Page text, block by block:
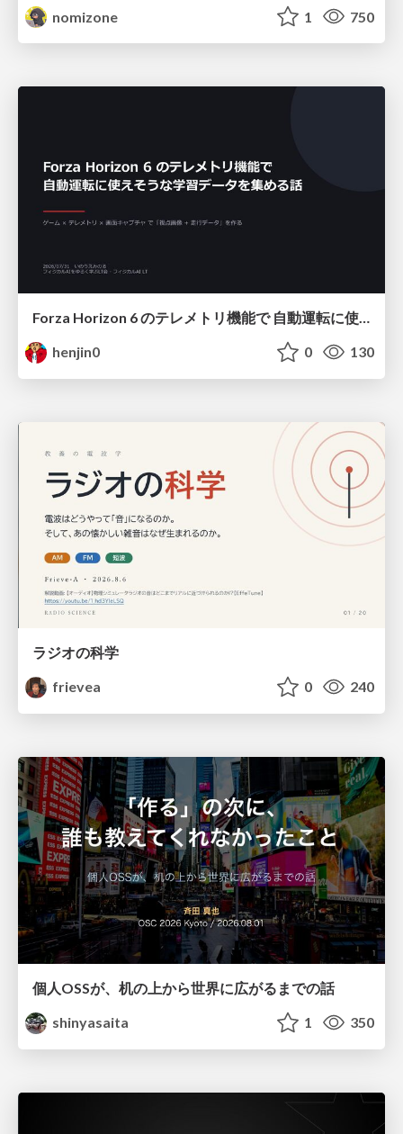
nomizone
1 750
Forza Horizon 6 のテレメトリ機能で 自動運転に使えそうな学習データを集める話
henjin0
0 130
ラジオの科学
frievea
0 240
個人OSSが、机の上から世界に広がるまでの話
shinyasaita
1 350